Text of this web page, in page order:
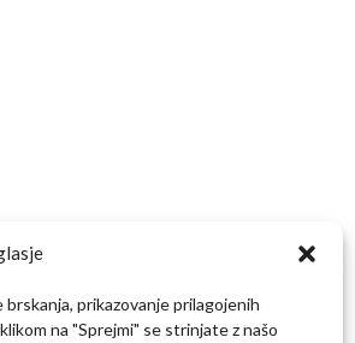
brskanja, prikazovanje prilagojenih
na "Sprejmi" se strinjate z našo